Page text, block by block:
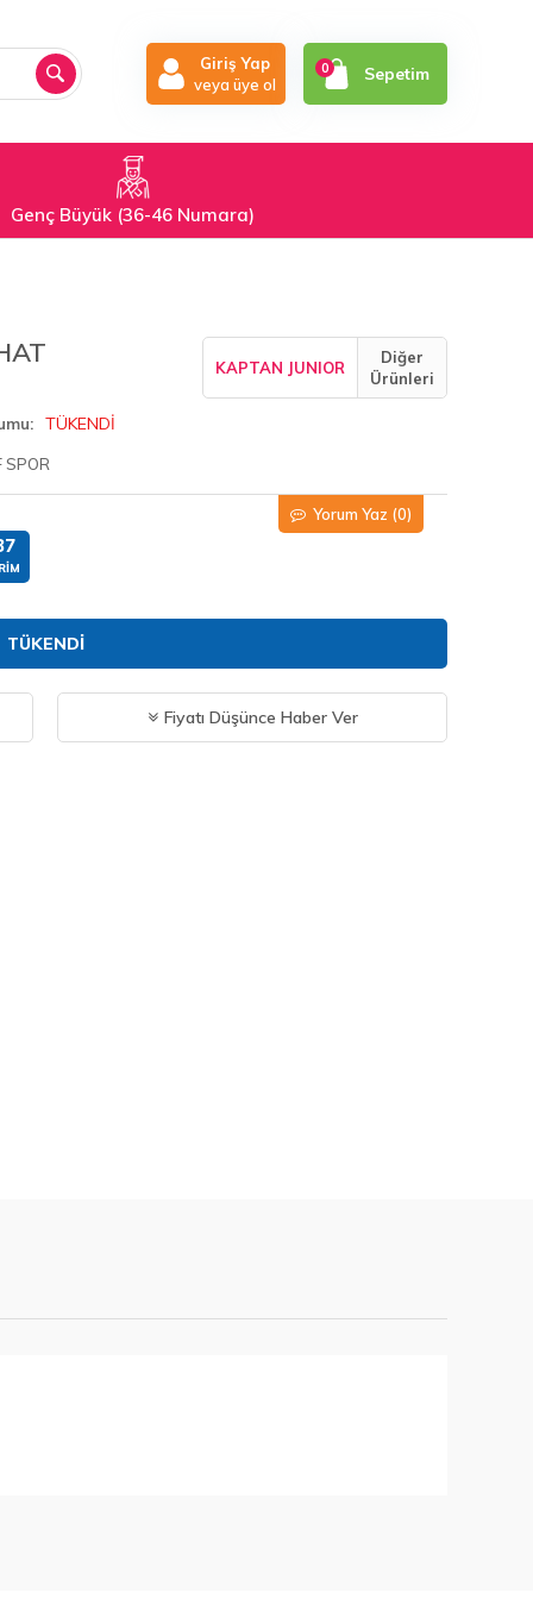
Giriş Yap
veya üye ol
0 Sepetim
Genç Büyük (36-46 Numara)
KAPTAN JUNIOR
Diğer
Ürünleri
TÜKENDİ
SPOR
Yorum Yaz (0)
TÜKENDI
Fiyatı Düşünce Haber Ver